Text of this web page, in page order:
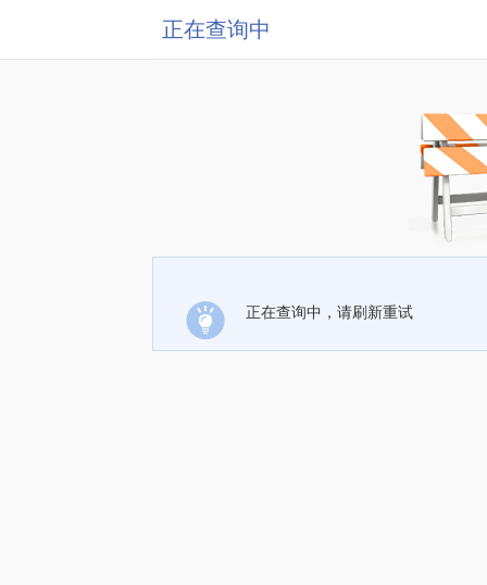
正在查询中
正在查询中，请刷新重试